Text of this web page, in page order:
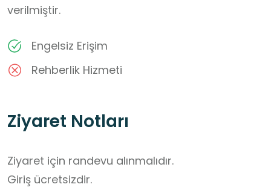
verilmiştir.
Engelsiz Erişim
Rehberlik Hizmeti
Ziyaret Notları
Ziyaret için randevu alınmalıdır.
Giriş ücretsizdir.